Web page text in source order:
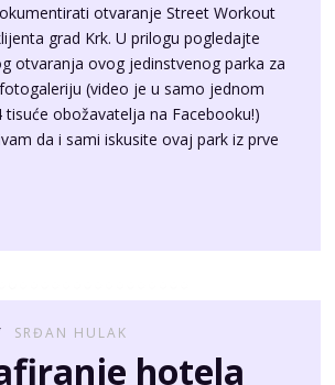
otvaranje Street Workout
grad Krk. U prilogu pogledajte
otvaranja ovog jedinstvenog parka za
(video je u samo jednom
tisuće obožavatelja na Facebooku!)
da i sami iskusite ovaj park iz prve
SRĐAN HULAK
hotela